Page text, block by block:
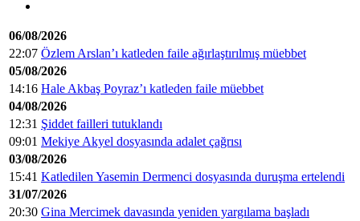
06/08/2026
22:07 Özlem Arslan’ı katleden faile ağırlaştırılmış müebbet
05/08/2026
14:16 Hale Akbaş Poyraz’ı katleden faile müebbet
04/08/2026
12:31 Şiddet failleri tutuklandı
09:01 Mekiye Akyel dosyasında adalet çağrısı
03/08/2026
15:41 Katledilen Yasemin Dermenci dosyasında duruşma ertelendi
31/07/2026
20:30 Gina Mercimek davasında yeniden yargılama başladı